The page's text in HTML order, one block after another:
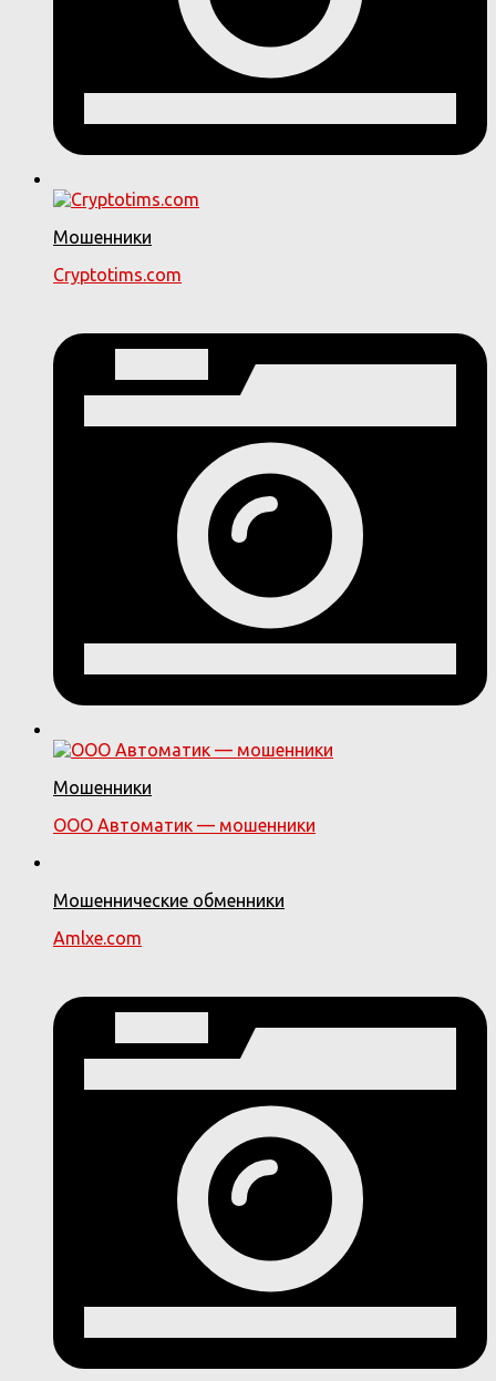
Мошенники
Cryptotims.com
Мошенники
ООО Автоматик — мошенники
Мошеннические обменники
Amlxe.com